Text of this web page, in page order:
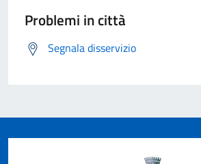
Problemi in città
Segnala disservizio